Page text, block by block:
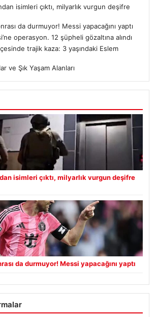
isimleri çıktı, milyarlık vurgun deşifre
da durmuyor! Messi yapacağını yaptı
operasyon. 12 şüpheli gözaltına alındı
trajik kaza: 3 yaşındaki Eslem
ve Şık Yaşam Alanları
isimleri çıktı, milyarlık vurgun deşifre
da durmuyor! Messi yapacağını yaptı